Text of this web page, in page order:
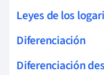
Leyes de los
Diferenciación
Diferenciación